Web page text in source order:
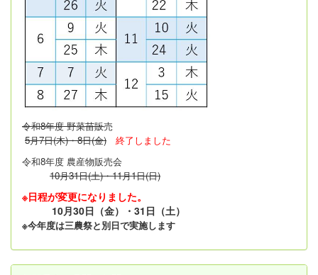
令和8年度 野菜苗販売
5月7日(木)・8日(金)
終了しました
令和8年度 農産物販売会
10月31日(土)・11月1日(日)
※日程が変更になりました。
10月30日（金）・31日（土）
※今年度は三農祭と別日で実施します